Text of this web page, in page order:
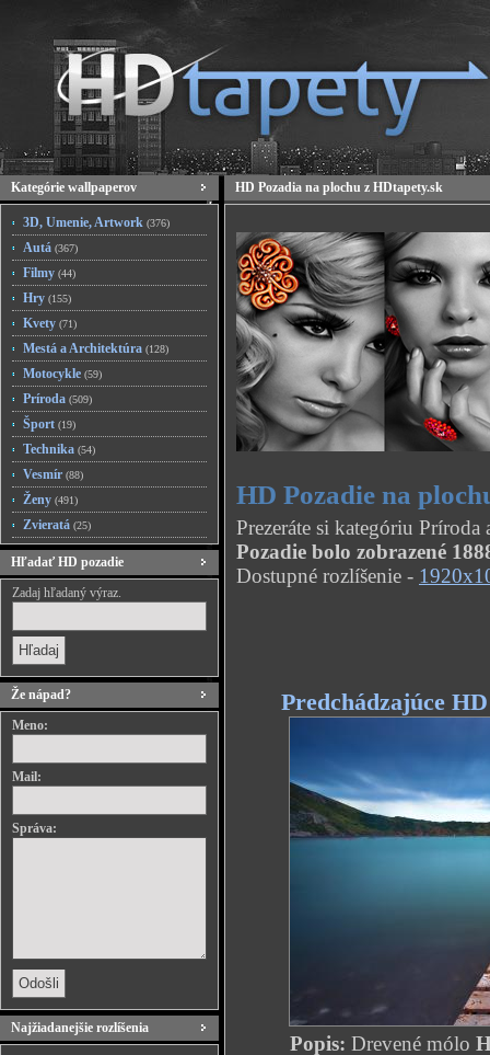
Kategórie wallpaperov
3D, Umenie, Artwork (376)
Autá (367)
Filmy (44)
Hry (155)
Kvety (71)
Mestá a Architektúra (128)
Motocykle (59)
Príroda (509)
Šport (19)
Technika (54)
Vesmír (88)
Ženy (491)
Zvieratá (25)
Hľadať HD pozadie
Zadaj hľadaný výraz.
Že nápad?
Meno:
Mail:
Správa:
Najžiadanejšie rozlíšenia
HD Pozadia na plochu z HDtapety.sk
HD Pozadie na
Prezeráte si kategóriu
Pozadie bolo zobrazené
Dostupné rozlíšenie -
Predchádzajúce
Popis: Drevené mólo